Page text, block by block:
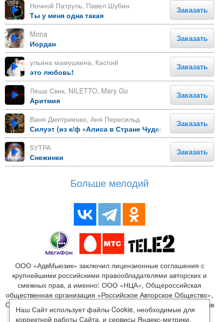
Ночной Патруль, Павел Шубин
Ты у меня одна такая
Заказать
Mona
Иордан
Заказать
ульяна мамушкина, Каспий
это любовь!
Заказать
Лёша Свик, NILETTO, Mary Gu
Аритмия
Заказать
Ваня Дмитриенко, Аня Пересильд
Силуэт (из к/ф «Алиса в Стране Чудес»)
Заказать
5УТРА
Снежинки
Заказать
Больше мелодий
ООО «АдвМьюзик» заключил лицензионные соглашения с
крупнейшими российскими правообладателями авторских и
смежных прав, а именно: ООО «НЦА», Общероссийская
общественная организация «Российское Авторское Общество»,
ООО «Издательство Монолит», ООО «ЛенГрад», ООО «Креатив
Медиа», ООО «Новый мир», ООО «Медиалайн», ООО
Наш Сайт использует файлы Cookie, необходимые для
корректной работы Сайта, и сервисы Яндекс-метрики,